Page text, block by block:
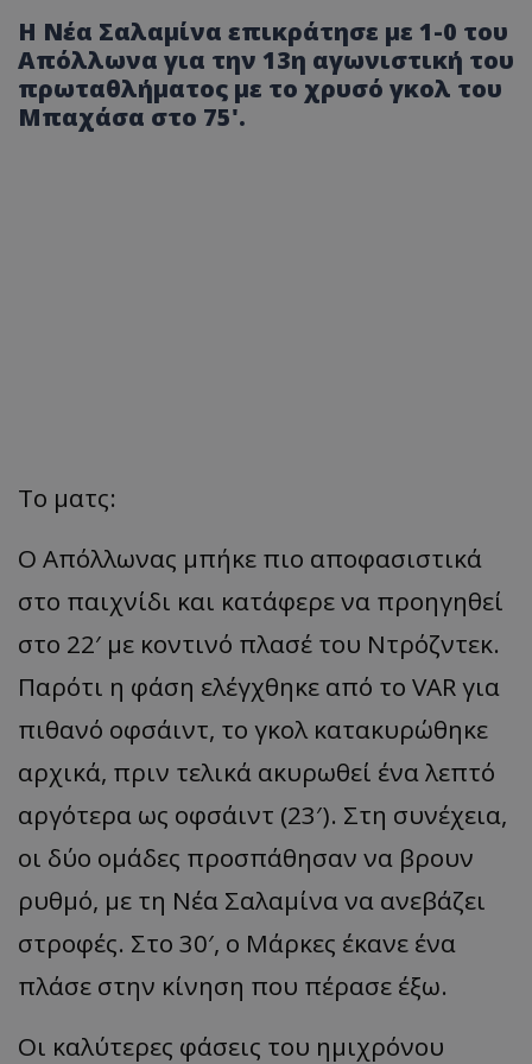
Η Νέα Σαλαμίνα επικράτησε με 1-0 του
Απόλλωνα για την 13η αγωνιστική του
πρωταθλήματος με το χρυσό γκολ του
Μπαχάσα στο 75'.
Το ματς:
Ο Απόλλωνας μπήκε πιο αποφασιστικά
στο παιχνίδι και κατάφερε να προηγηθεί
στο 22′ με κοντινό πλασέ του Ντρόζντεκ.
Παρότι η φάση ελέγχθηκε από το VAR για
πιθανό οφσάιντ, το γκολ κατακυρώθηκε
αρχικά, πριν τελικά ακυρωθεί ένα λεπτό
αργότερα ως οφσάιντ (23′). Στη συνέχεια,
οι δύο ομάδες προσπάθησαν να βρουν
ρυθμό, με τη Νέα Σαλαμίνα να ανεβάζει
στροφές. Στο 30′, ο Μάρκες έκανε ένα
πλάσε στην κίνηση που πέρασε έξω.
Οι καλύτερες φάσεις του ημιχρόνου